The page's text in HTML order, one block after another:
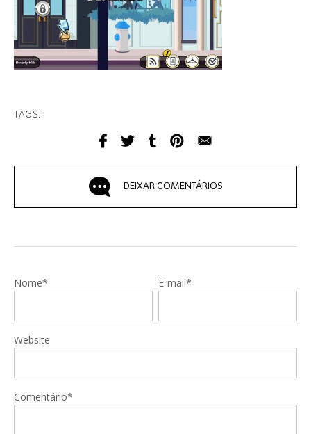
TAGS:
DEIXAR COMENTÁRIOS
Nome* E-mail*
Website
Comentário*